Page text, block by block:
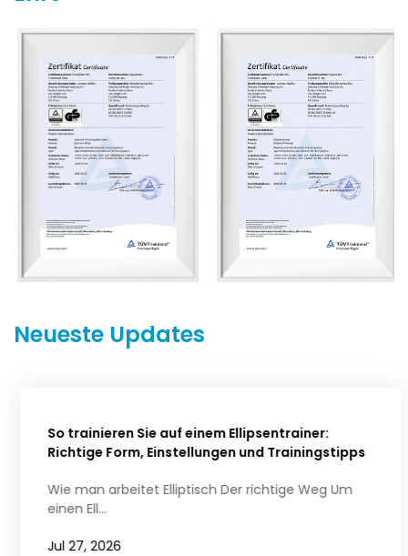
Neueste Updates
So trainieren Sie auf einem Ellipsentrainer:
Richtige Form, Einstellungen und Trainingstipps
Wie man arbeitet Elliptisch Der richtige Weg Um
einen Ell...
Jul 27, 2026